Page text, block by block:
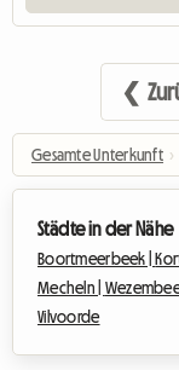
❮
Gesamte Unterkunft ›
Städte in der Nähe
Boortmeerbeek |
Mecheln |
Vilvoorde